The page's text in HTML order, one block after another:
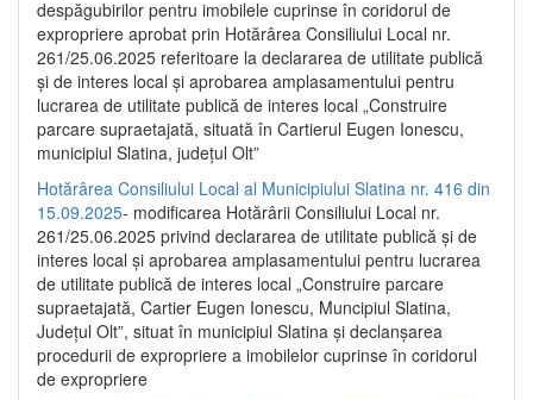
despăgubirilor pentru imobilele cuprinse în coridorul de
expropriere aprobat prin Hotărârea Consiliului Local nr.
261/25.06.2025 referitoare la declararea de utilitate publică
și de interes local și aprobarea amplasamentului pentru
lucrarea de utilitate publică de interes local „Construire
parcare supraetajată, situată în Cartierul Eugen Ionescu,
municipiul Slatina, județul Olt”
Hotărârea Consiliului Local al Municipiului Slatina nr. 416 din
15.09.2025- modificarea Hotărârii Consiliului Local nr.
261/25.06.2025 privind declararea de utilitate publică și de
interes local și aprobarea amplasamentului pentru lucrarea
de utilitate publică de interes local „Construire parcare
supraetajată, Cartier Eugen Ionescu, Muncipiul Slatina,
Județul Olt”, situat în municipiul Slatina și declanșarea
procedurii de expropriere a imobilelor cuprinse în coridorul
de expropriere